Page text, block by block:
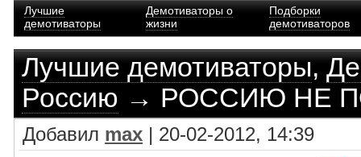
Лучшие
демотиваторы
Демотиваторы о
жизни
Подборки
демотиваторов
Лучшие демотиваторы,
Россию → РОССИЮ НЕ
Добавил max | 20-02-2012, 14:39